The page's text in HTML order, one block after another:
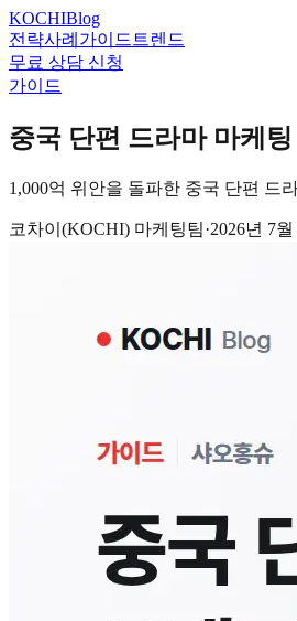
KOCHIBlog
전략사례 가이드 트렌드
무료 상담 신청
가이드
중국 단편 드라마 마케
1,000억 위안을 돌파한 중국 단편 드
코차이(KOCHI) 마케팅팀·2026년 7월